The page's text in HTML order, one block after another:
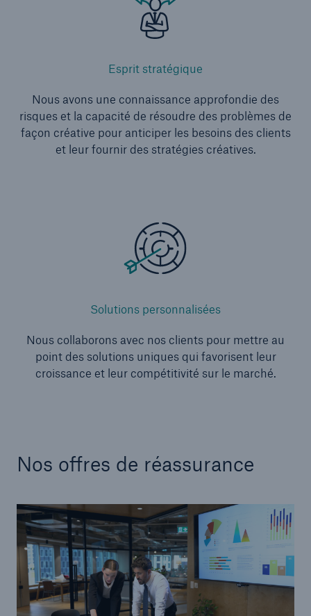
Esprit stratégique
Nous avons une connaissance approfondie des
risques et la capacité de résoudre des problèmes de
façon créative pour anticiper les besoins des clients
et leur fournir des stratégies créatives.
Solutions personnalisées
Nous collaborons avec nos clients pour mettre au
point des solutions uniques qui favorisent leur
croissance et leur compétitivité sur le marché.
Nos offres de réassurance